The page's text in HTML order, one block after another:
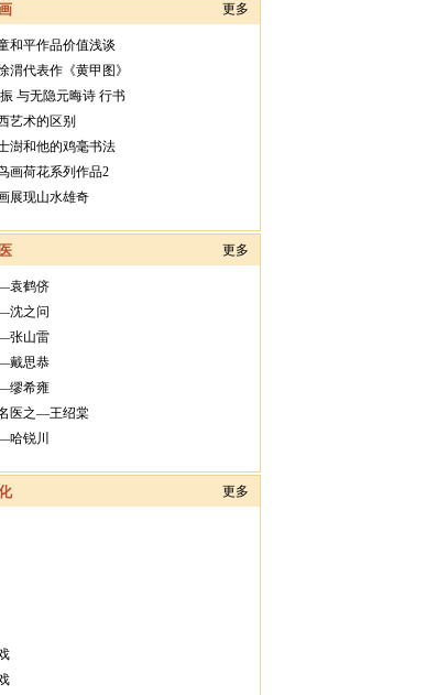
更多
和平作品价值浅谈
渭代表作《黄甲图》
与无隐元晦诗 行书
艺术的区别
澍和他的鸡毫书法
画荷花系列作品2
展现山水雄奇
更多
袁鹤侪
沈之问
张山雷
戴思恭
缪希雍
医之—王绍棠
哈锐川
更多